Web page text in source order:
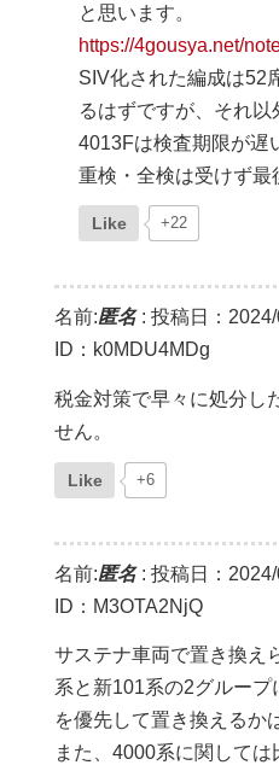
と思います。
https://4gousya.net/
SIV化された編成は52
るはずですが、それ以
4013Fは検査期限が遅
重検・全検は受けず最
Like +22
名前:匿名: 投稿日：
ID：k0MDU4MDg
税金対策で早々に処分し
せん。
Like +6
名前:匿名: 投稿日：
ID：M3OTA2NjQ
サステナ車両で置き換え
系と新101系の2グルー
を優先して置き換えるか
また、4000系に関して